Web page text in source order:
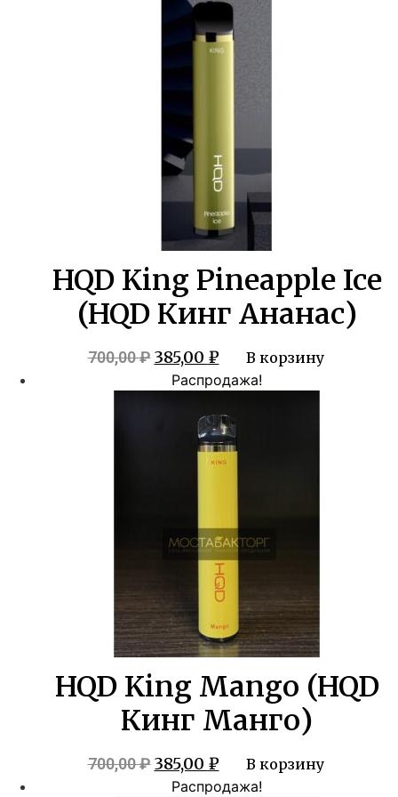
HQD King Pineapple Ice
(HQD Кинг Ананас)
700,00₽ Первоначальная
цена
700,00 ₽.
385,00 ₽Текущая
цена:
В корзину
Распродажа!
HQD King Mango (HQD
Кинг Манго)
700,00₽ Первоначальная
цена
385,00 ₽Текущая
цена:
В корзину
Распродажа!